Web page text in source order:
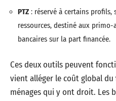
PTZ : réservé à certains
ressources, destiné aux
bancaires sur la part financée.
Ces deux outils peuvent
vient alléger le coût global du
ménages qui y ont droit. Les